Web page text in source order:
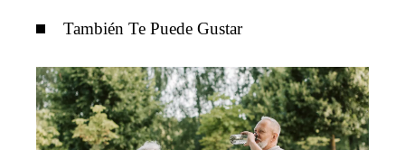
También Te Puede Gustar